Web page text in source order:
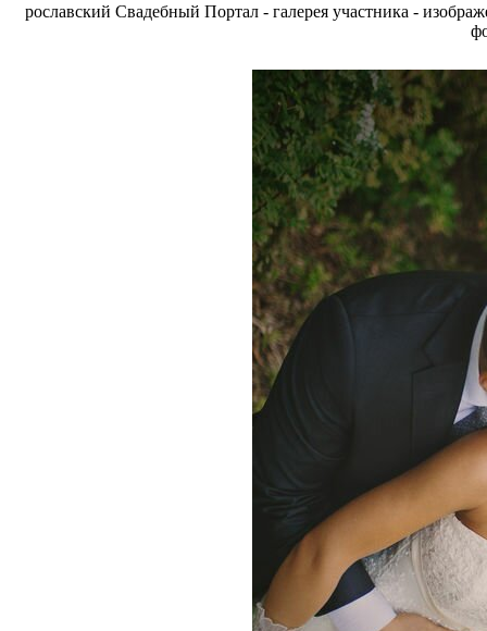
рославский Свадебный Портал - галерея участника -